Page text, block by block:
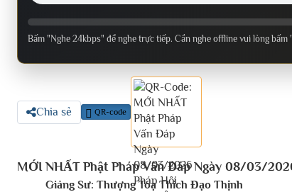
Bấm "Nghe 24kbps" để nghe trực tiếp. Cần nghe offline vui lòng bấm
Chia sẻ QR-code
MỚI NHẤT Phật Pháp Vấn Đáp Ngày 08/03/
Giảng Sư: Thượng Toạ Thích Đạo Thịnh